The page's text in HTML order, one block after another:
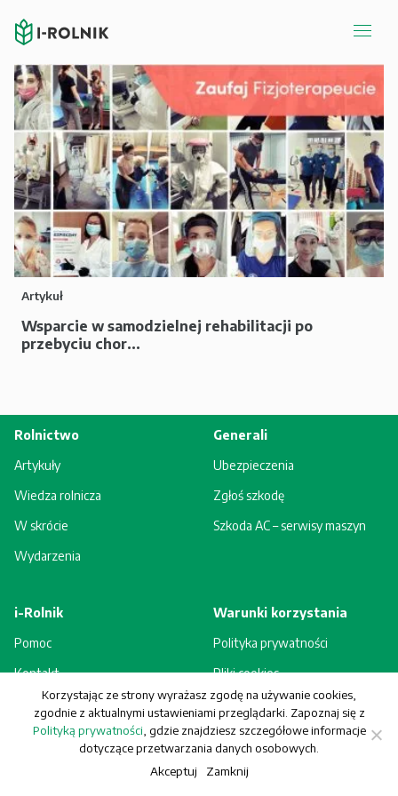
Artykuł
Wsparcie w samodzielnej rehabilitacji po
przebyciu chor...
Rolnictwo
Artykuły
Wiedza rolnicza
W skrócie
Wydarzenia
Generali
Ubezpieczenia
Zgłoś szkodę
Szkoda AC – serwisy maszyn
i-Rolnik
Pomoc
Kontakt
Rejestracja - korzyści
Warunki korzystania
Polityka prywatności
Pliki cookies
Regulamin
© Generali Towarzystwo Ubezpieczeń S.A. Wszelkie prawa zastrzeżone.
Korzystając ze strony wyrażasz zgodę na używanie cookies,
zgodnie z aktualnymi ustawieniami przeglądarki. Zapoznaj się z
Polityką prywatności , gdzie znajdziesz szczegółowe informacje
dotyczące przetwarzania danych osobowych.
Akceptuj Zamknij